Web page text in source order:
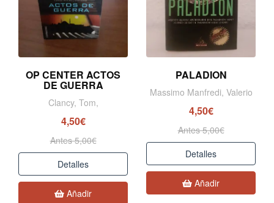
OP CENTER ACTOS
DE GUERRA
Clancy, Tom,
4,50€
Antes 5,00€
Detalles
Añadir
PALADION
Massimo Manfredi, Valerio
4,50€
Antes 5,00€
Detalles
Añadir